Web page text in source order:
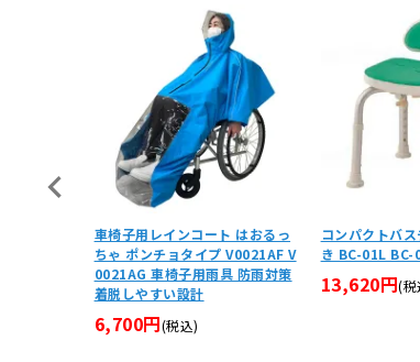
車椅子用レインコート はおるっ
ちゃ ポンチョタイプ V0021AF V
0021AG 車椅子用雨具 防雨対策
着脱しやすい設計
6,700円(税込)
コンパクトバ
き BC-01L BC-
13,620円(税